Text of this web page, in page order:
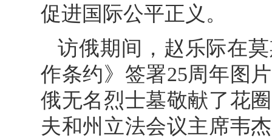
促进国际公平正义。
访俄期间，赵乐际在
作条约》签署25周年图
俄无名烈士墓敬献了花
夫和州立法会议主席韦